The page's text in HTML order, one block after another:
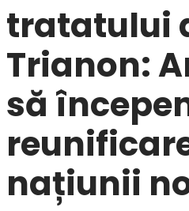
tratatului
Trianon:
să
națiunii